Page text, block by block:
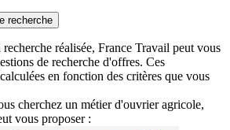
recherche
réalisée, France Travail peut vous
de recherche d'offres. Ces
en fonction des critères que vous
cherchez un métier d'ouvrier agricole,
vous proposer :